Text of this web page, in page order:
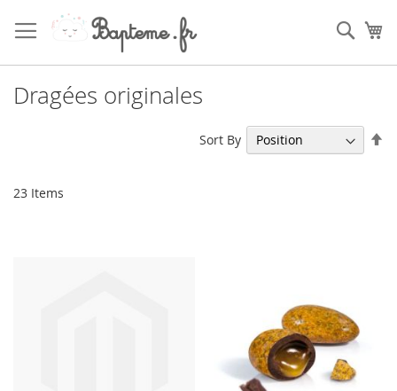
to
Content
Dragées originales
23 Items
Sort By